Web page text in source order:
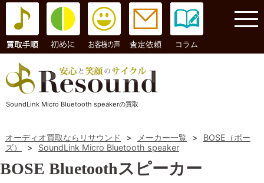
コラム
SoundLink Micro Bluetooth speakerの買取
オーディオ買取ならリサウンド > メーカー一覧 >
BOSE（ボー
ズ）
> SoundLink Micro Bluetooth speaker
BOSE Bluetoothスピーカー